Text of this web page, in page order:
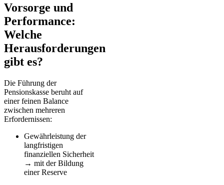
Vorsorge und
Performance:
Welche
Herausforderungen
gibt es?
Die Führung der
Pensionskasse beruht auf
einer feinen Balance
zwischen mehreren
Erfordernissen:
Gewährleistung der
langfristigen
finanziellen Sicherheit
→ mit der Bildung
einer Reserve